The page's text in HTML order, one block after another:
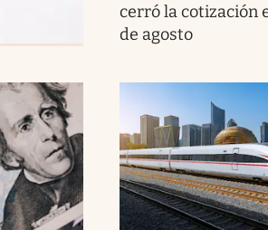
cerró la cotización
de agosto